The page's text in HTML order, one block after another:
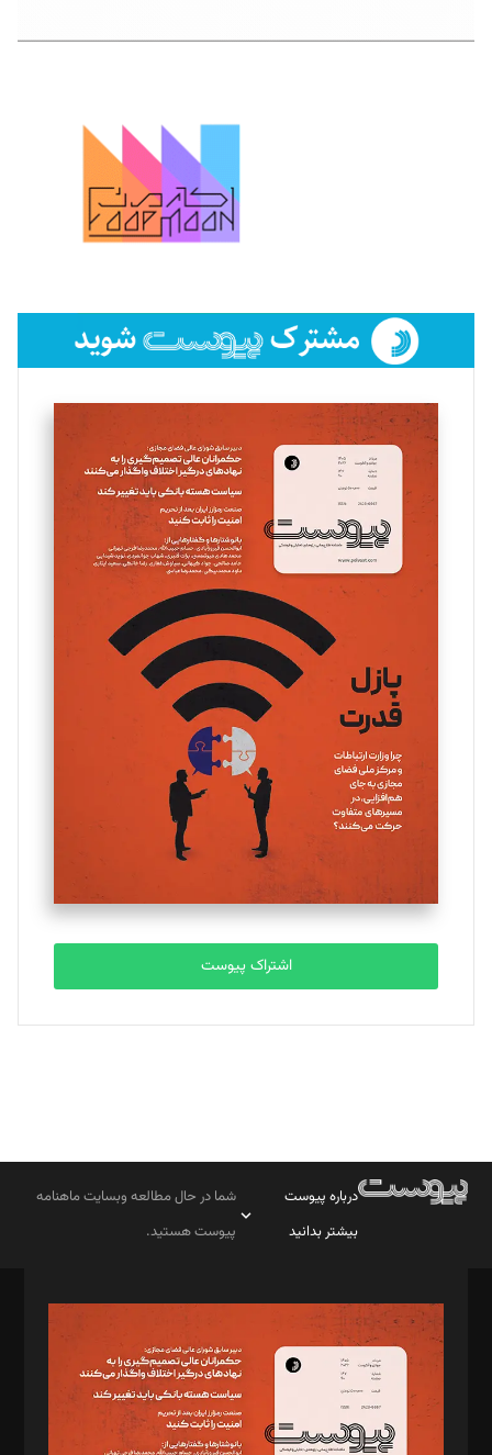
اشتراک پیوست
درباره پیوست
بیشتر بدانید
شما در حال مطالعه وبسایت ماهنامه
پیوست هستید.
مدیر مسئول: محمدباقر اثنی‌عشری
سردبیر: مهرک محمودی
دبیر تحریریه: میثم قاسمی
د‌بیر ناداستان: سمانه سمیع
د‌بیر خدمت و تجارت: ابوالفضل رجبی